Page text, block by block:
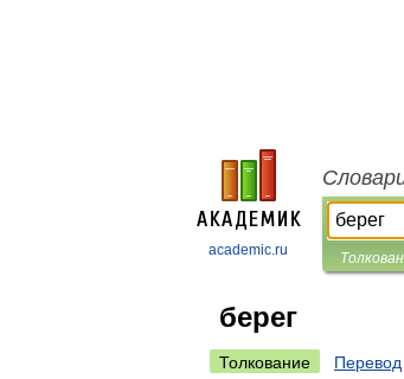
academic.ru
берег
Толкование Перевод